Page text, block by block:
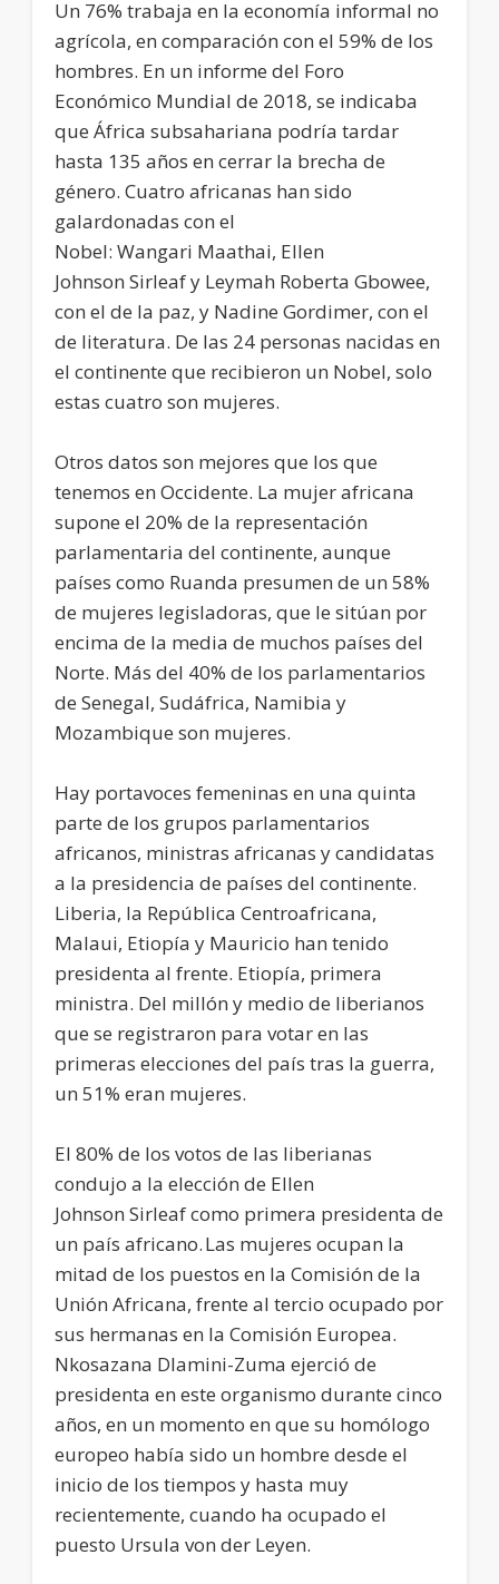
Un 76% trabaja en la economía informal no
agrícola, en comparación con el 59% de los
hombres. En un informe del Foro
Económico Mundial de 2018, se indicaba
que África subsahariana podría tardar
hasta 135 años en cerrar la brecha de
género. Cuatro africanas han sido
galardonadas con el
Nobel: Wangari Maathai, Ellen
Johnson Sirleaf y Leymah Roberta Gbowee,
con el de la paz, y Nadine Gordimer, con el
de literatura. De las 24 personas nacidas en
el continente que recibieron un Nobel, solo
estas cuatro son mujeres.
Otros datos son mejores que los que
tenemos en Occidente. La mujer africana
supone el 20% de la representación
parlamentaria del continente, aunque
países como Ruanda presumen de un 58%
de mujeres legisladoras, que le sitúan por
encima de la media de muchos países del
Norte. Más del 40% de los parlamentarios
de Senegal, Sudáfrica, Namibia y
Mozambique son mujeres.
Hay portavoces femeninas en una quinta
parte de los grupos parlamentarios
africanos, ministras africanas y candidatas
a la presidencia de países del continente.
Liberia, la República Centroafricana,
Malaui, Etiopía y Mauricio han tenido
presidenta al frente. Etiopía, primera
ministra. Del millón y medio de liberianos
que se registraron para votar en las
primeras elecciones del país tras la guerra,
un 51% eran mujeres.
El 80% de los votos de las liberianas
condujo a la elección de Ellen
Johnson Sirleaf como primera presidenta de
un país africano. Las mujeres ocupan la
mitad de los puestos en la Comisión de la
Unión Africana, frente al tercio ocupado por
sus hermanas en la Comisión Europea.
Nkosazana Dlamini-Zuma ejerció de
presidenta en este organismo durante cinco
años, en un momento en que su homólogo
europeo había sido un hombre desde el
inicio de los tiempos y hasta muy
recientemente, cuando ha ocupado el
puesto Ursula von der Leyen.